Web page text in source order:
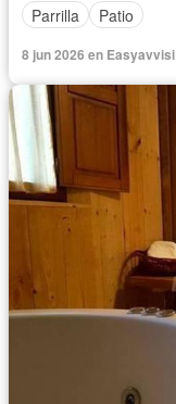
Parrilla
Patio
8 jun 2026 en Easyavvisi